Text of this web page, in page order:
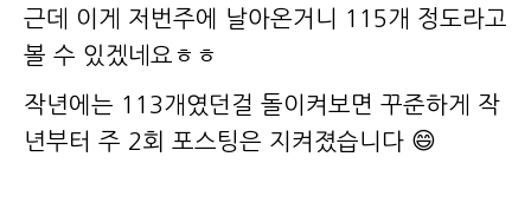
근데 이게 저번주에 날아온거니 115개 정도라고
볼 수 있겠네요ㅎㅎ
작년에는 113개였던걸 돌이켜보면 꾸준하게 작
년부터 주 2회 포스팅은 지켜졌습니다 😄